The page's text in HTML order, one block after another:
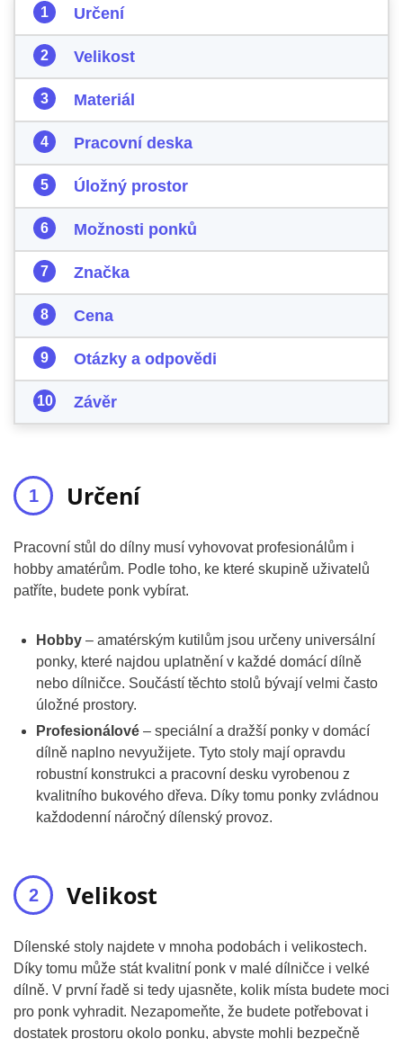
Určení
Velikost
Materiál
Pracovní deska
Úložný prostor
Možnosti ponků
Značka
Cena
Otázky a odpovědi
Závěr
Určení
Pracovní stůl do dílny musí vyhovovat profesionálům i
hobby amatérům. Podle toho, ke které skupině uživatelů
patříte, budete ponk vybírat.
Hobby – amatérským kutilům jsou určeny universální
ponky, které najdou uplatnění v každé domácí dílně
nebo dílničce. Součástí těchto stolů bývají velmi často
úložné prostory.
Profesionálové – speciální a dražší ponky v domácí
dílně naplno nevyužijete. Tyto stoly mají opravdu
robustní konstrukci a pracovní desku vyrobenou z
kvalitního bukového dřeva. Díky tomu ponky zvládnou
každodenní náročný dílenský provoz.
Velikost
Dílenské stoly najdete v mnoha podobách i velikostech.
Díky tomu může stát kvalitní ponk v malé dílničce i velké
dílně. V první řadě si tedy ujasněte, kolik místa budete moci
pro ponk vyhradit. Nezapomeňte, že budete potřebovat i
dostatek prostoru okolo ponku, abyste mohli bezpečně